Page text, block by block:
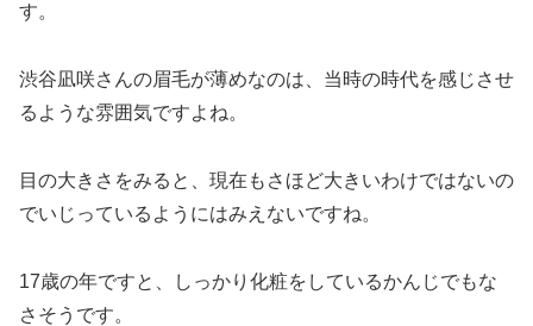
す。
渋谷凪咲さんの眉毛が薄めなのは、当時の時代を感じさせ
るような雰囲気ですよね。
目の大きさをみると、現在もさほど大きいわけではないの
でいじっているようにはみえないですね。
17歳の年ですと、しっかり化粧をしているかんじでもな
さそうです。